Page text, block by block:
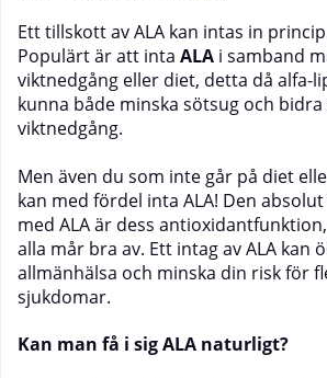
Ett tillskott av ALA kan intas in
Populärt är att inta ALA i samband
viktnedgång eller diet, detta då alfa-
kunna både minska sötsug och
viktnedgång.
Men även du som inte går på diet
kan med fördel inta ALA! Den
med ALA är dess
alla mår bra av. Ett intag av ALA kan
allmänhälsa och minska din risk för
sjukdomar.
Kan man få i sig ALA naturligt?